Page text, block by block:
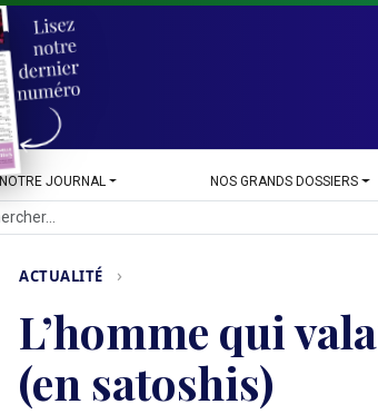
NOTRE JOURNAL NOS GRANDS DOSSIERS
ACTUALITÉ ›
L’homme qui
(en satoshis)